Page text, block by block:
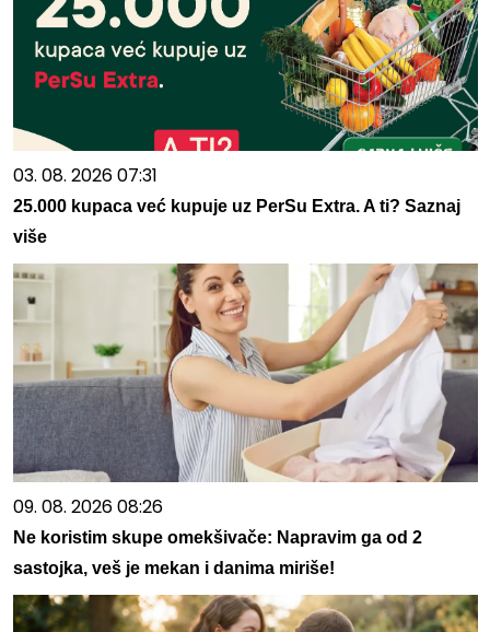
03. 08. 2026 07:31
25.000 kupaca već kupuje uz PerSu Extra. A ti? Saznaj
više
09. 08. 2026 08:26
Ne koristim skupe omekšivače: Napravim ga od 2
sastojka, veš je mekan i danima miriše!